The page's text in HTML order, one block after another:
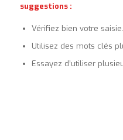
suggestions :
Vérifiez bien votre saisie.
Utilisez des mots clés
Essayez d’utiliser